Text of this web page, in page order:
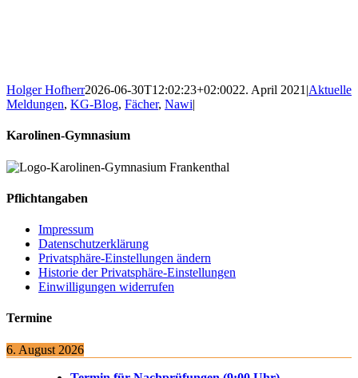
Holger Hofherr2026-06-30T12:02:23+02:0022. April 2021 |Aktuelle
Meldungen, KG-Blog, Fächer, Nawi|
Karolinen-Gymnasium
Pflichtangaben
Impressum
Datenschutzerklärung
Privatsphäre-Einstellungen ändern
Historie der Privatsphäre-Einstellungen
Einwilligungen widerrufen
Termine
6. August 2026